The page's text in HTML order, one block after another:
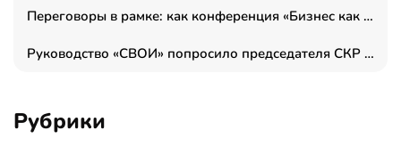
Переговоры в рамке: как конференция «Бизнес как искусство» переформатирует деловой этикет в стенах ТПП РФ
Руководство «СВОИ» попросило председателя СКР дать правовую оценку обысков в тыловом штабе
Рубрики